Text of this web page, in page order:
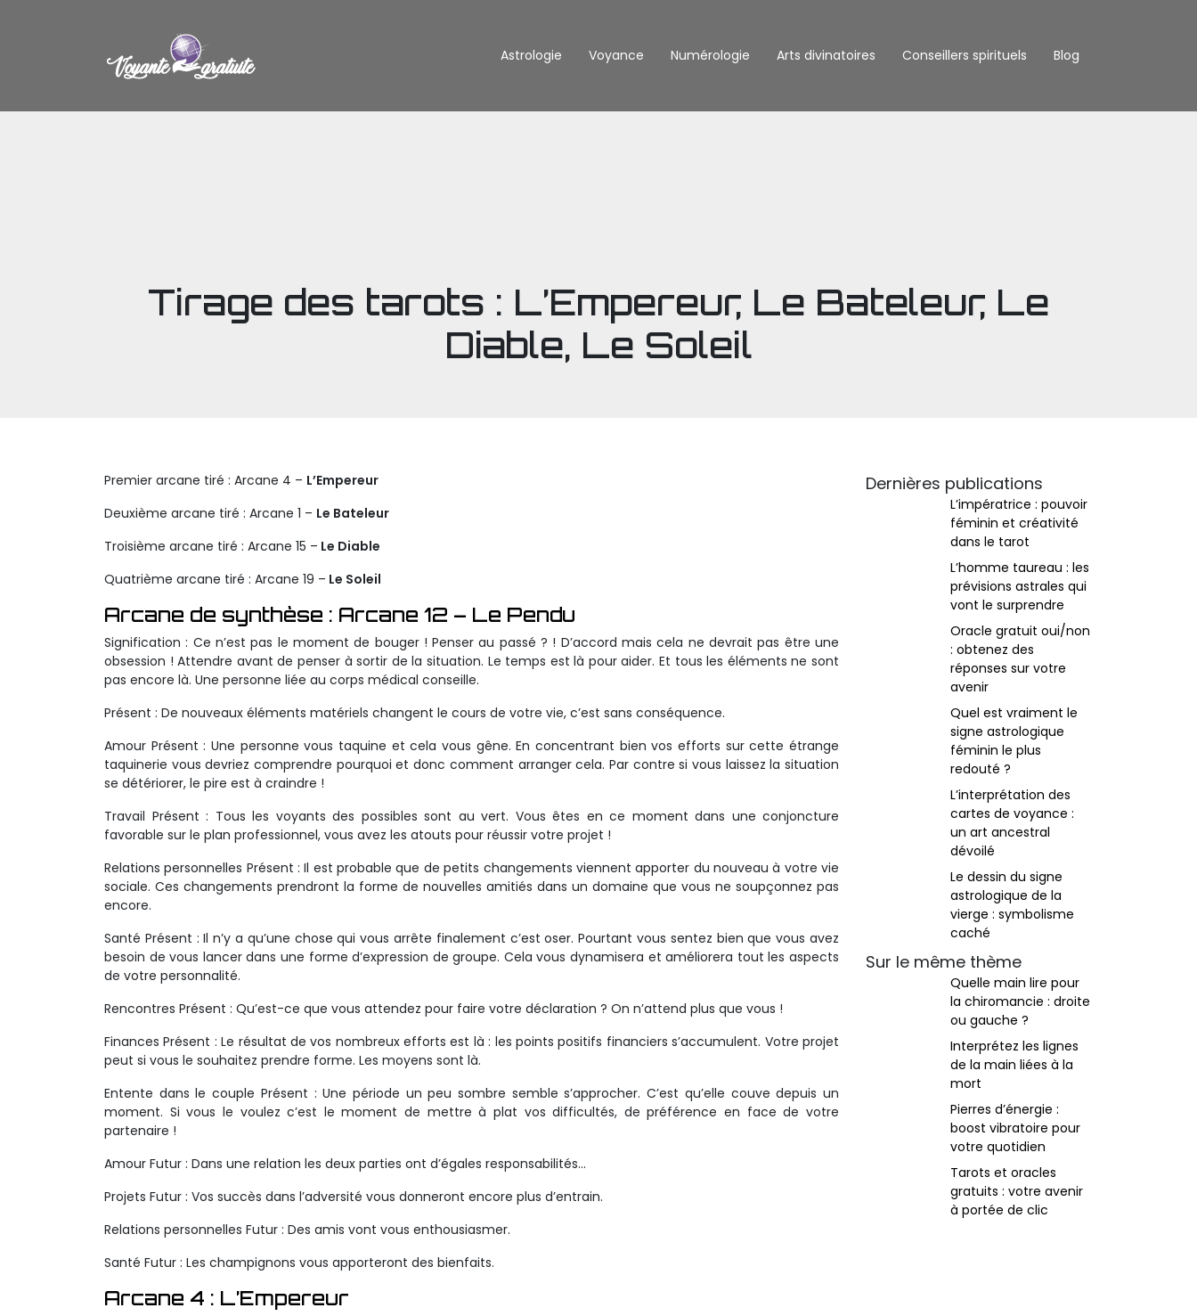
Astrologie Voyance Numérologie Arts divinatoires Conseillers spirituels Blog
Tirage des tarots : L’Empereur, Le Bateleur, Le
Diable, Le Soleil
Premier arcane tiré : Arcane 4 – L’Empereur
Deuxième arcane tiré : Arcane 1 – Le Bateleur
Troisième arcane tiré : Arcane 15 – Le Diable
Quatrième arcane tiré : Arcane 19 – Le Soleil
Arcane de synthèse : Arcane 12 – Le Pendu
Signification : Ce n’est pas le moment de bouger ! Penser au passé ? ! D’accord mais cela ne devrait pas être une
obsession ! Attendre avant de penser à sortir de la situation. Le temps est là pour aider. Et tous les éléments ne sont
pas encore là. Une personne liée au corps médical conseille.
Présent : De nouveaux éléments matériels changent le cours de votre vie, c’est sans conséquence.
Amour Présent : Une personne vous taquine et cela vous gêne. En concentrant bien vos efforts sur cette étrange
taquinerie vous devriez comprendre pourquoi et donc comment arranger cela. Par contre si vous laissez la situation
se détériorer, le pire est à craindre !
Travail Présent : Tous les voyants des possibles sont au vert. Vous êtes en ce moment dans une conjoncture
favorable sur le plan professionnel, vous avez les atouts pour réussir votre projet !
Relations personnelles Présent : Il est probable que de petits changements viennent apporter du nouveau à votre vie
sociale. Ces changements prendront la forme de nouvelles amitiés dans un domaine que vous ne soupçonnez pas
encore.
Santé Présent : Il n’y a qu’une chose qui vous arrête finalement c’est oser. Pourtant vous sentez bien que vous avez
besoin de vous lancer dans une forme d’expression de groupe. Cela vous dynamisera et améliorera tout les aspects
de votre personnalité.
Rencontres Présent : Qu’est-ce que vous attendez pour faire votre déclaration ? On n’attend plus que vous !
Finances Présent : Le résultat de vos nombreux efforts est là : les points positifs financiers s’accumulent. Votre projet
peut si vous le souhaitez prendre forme. Les moyens sont là.
Entente dans le couple Présent : Une période un peu sombre semble s’approcher. C’est qu’elle couve depuis un
moment. Si vous le voulez c’est le moment de mettre à plat vos difficultés, de préférence en face de votre
partenaire !
Amour Futur : Dans une relation les deux parties ont d’égales responsabilités…
Projets Futur : Vos succès dans l’adversité vous donneront encore plus d’entrain.
Relations personnelles Futur : Des amis vont vous enthousiasmer.
Santé Futur : Les champignons vous apporteront des bienfaits.
Arcane 4 : L’Empereur
Dernières publications
L’impératrice : pouvoir
féminin et créativité
dans le tarot
L’homme taureau : les
prévisions astrales qui
vont le surprendre
Oracle gratuit oui/non
: obtenez des
réponses sur votre
avenir
Quel est vraiment le
signe astrologique
féminin le plus
redouté ?
L’interprétation des
cartes de voyance :
un art ancestral
dévoilé
Le dessin du signe
astrologique de la
vierge : symbolisme
caché
Sur le même thème
Quelle main lire pour
la chiromancie : droite
ou gauche ?
Interprétez les lignes
de la main liées à la
mort
Pierres d’énergie :
boost vibratoire pour
votre quotidien
Tarots et oracles
gratuits : votre avenir
à portée de clic